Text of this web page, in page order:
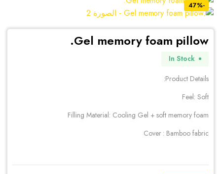
-47%
Gel memory foam pillow.
In Stock
Product Details:
Feel: Soft
Filling Material: Cooling Gel + soft memory foam
Cover : Bamboo fabric